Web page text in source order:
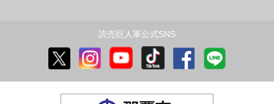
読売巨人軍公式SNS